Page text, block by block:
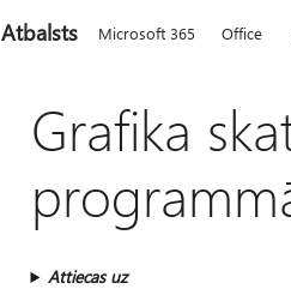
Atbalsts Microsoft 365 Office
Grafika
Attiecas uz